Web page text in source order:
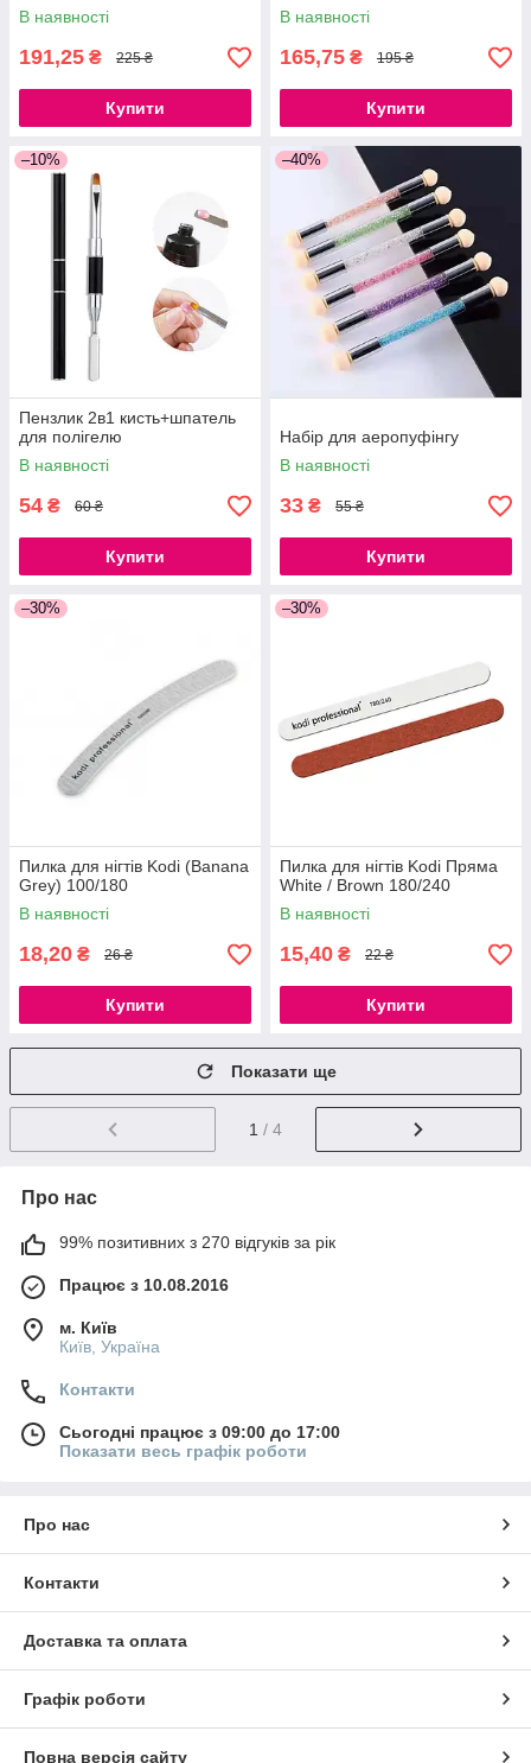
В наявності
191,25 ₴ 225 ₴
Купити
В наявності
165,75 ₴ 195 ₴
Купити
–10%
Пензлик 2в1 кисть+шпатель
для полігелю
В наявності
54 ₴ 60 ₴
Купити
–40%
Набір для аеропуфінгу
В наявності
33 ₴ 55 ₴
Купити
–30%
Пилка для нігтів Kodi (Banana
Grey) 100/180
В наявності
18,20 ₴ 26 ₴
Купити
–30%
Пилка для нігтів Kodi Пряма
White / Brown 180/240
В наявності
15,40 ₴ 22 ₴
Купити
Показати ще
1 / 4
Про нас
99% позитивних з 270 відгуків за рік
Працює з 10.08.2016
м. Київ
Київ, Україна
Контакти
Сьогодні працює з 09:00 до 17:00
Показати весь графік роботи
Про нас
Контакти
Доставка та оплата
Графік роботи
Повна версія сайту